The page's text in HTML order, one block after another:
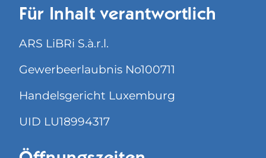
Für Inhalt verantwortlich
ARS LiBRi S.à.r.l.
Gewerbeerlaubnis No100711
Handelsgericht Luxemburg
UID LU18994317